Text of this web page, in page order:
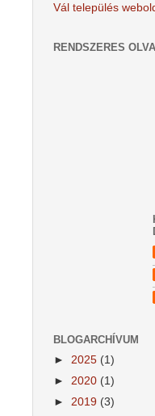
Vál település
RENDSZERES
BLOGARCHÍVUM
► 2025 (1)
► 2020 (1)
► 2019 (3)